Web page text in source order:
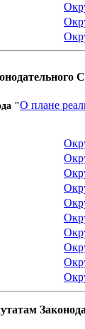
"О плане